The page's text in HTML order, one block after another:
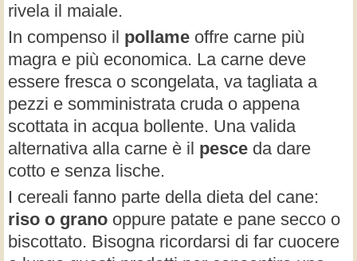
rivela il maiale.
In compenso il pollame offre carne più
magra e più economica. La carne deve
essere fresca o scongelata, va tagliata a
pezzi e somministrata cruda o appena
scottata in acqua bollente. Una valida
alternativa alla carne è il pesce da dare
cotto e senza lische.
I cereali fanno parte della dieta del cane:
riso o grano oppure patate e pane secco o
biscottato. Bisogna ricordarsi di far cuocere